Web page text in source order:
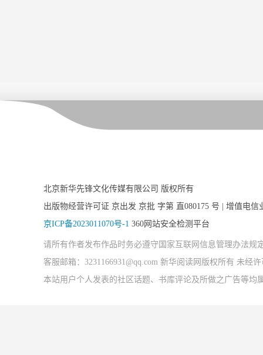
北京新华先锋文化传媒有限公司 版权所有
出版物经营许可证 京出发 京批 字第 直080175 号 | 增值电信
京ICP备2023011070号-1 360网站安全检测平台
请所有作者发布作品时务必遵守国家互联网信息管理办法
客服邮箱：3231166931@qq.com 新华阅读网版权所有 未经
本站用户个人发表的社区话题、书库评论及所做之广告等均